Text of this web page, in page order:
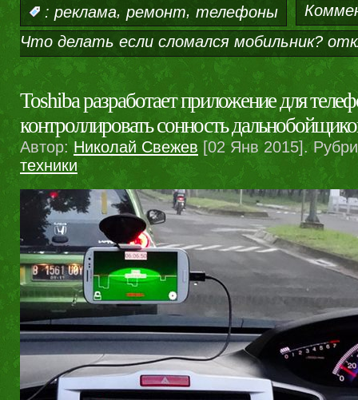
: реклама, ремонт, телефоны
Что делать если сломался мобильник?
Toshiba разработает приложение для
контроллировать сонность
Автор:Николай Свежев [02 Янв 2015].
техники